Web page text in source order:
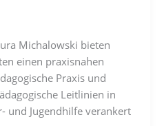
Michalowski bieten
einen praxisnahen
Praxis und
Leitlinien in
und Jugendhilfe verankert